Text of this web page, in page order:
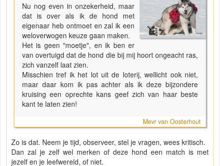
Nu nog even in onzekerheid, maar
dat is over als ik de hond met
eigenaar heb ontmoet en zal ik een
weloverwogen keuze gaan maken.
Het is geen "moetje", en ik ben er
van overtuigd dat de hond die bij mij hoort ongeacht ras,
zich vanzelf laat zien.
Misschien tref ik het lot uit de loterij, wellicht ook niet,
maar daar kom ik pas achter als ik deze bijzondere
kruising een oprechte kans geef zich van haar beste
kant te laten zien!
Mevr van Oosterhout
Zo is dat. Neem je tijd, observeer, stel je vragen, wees kritisch.
Dan zal je zelf wel merken of deze hond een match is met
jezelf en je leefwereld, of niet.